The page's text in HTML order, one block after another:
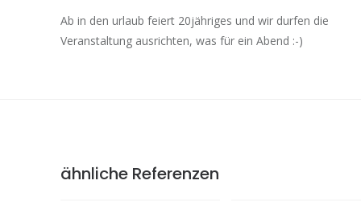
Ab in den urlaub feiert 20jähriges und wir durfen die
Veranstaltung ausrichten, was für ein Abend :-)
ähnliche Referenzen